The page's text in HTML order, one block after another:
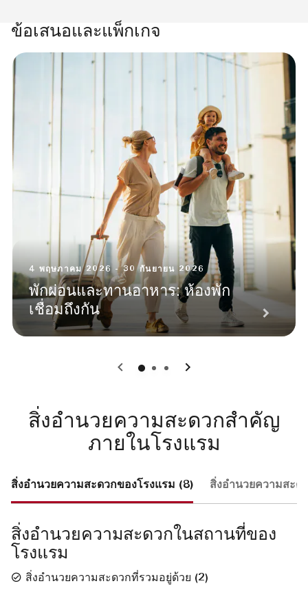
ข้อเสนอและแพ็กเกจ
4 พฤษภาคม 2026 - 30 กันยายน 2026
พักผ่อนและทานอาหาร: ห้องพัก
เชื่อมถึงกัน
0 1 2
สิ่งอำนวยความสะดวกสำคัญ
ภายในโรงแรม
สิ่งอำนวยความสะดวกของโรงแรม (8) สิ่งอำนวยความสะด
สิ่งอำนวยความสะดวกในสถานที่ของ
โรงแรม
สิ่งอำนวยความสะดวกที่รวมอยู่ด้วย (2)